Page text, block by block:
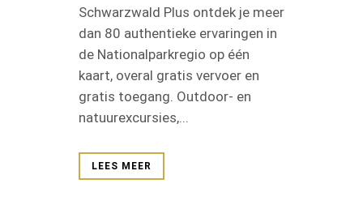
Schwarzwald Plus ontdek je meer
dan 80 authentieke ervaringen in
de Nationalparkregio op één
kaart, overal gratis vervoer en
gratis toegang. Outdoor- en
natuurexcursies,...
LEES MEER